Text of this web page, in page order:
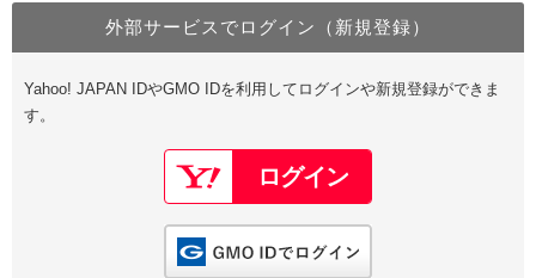
Value Domain Oneにログイン
Google
GMO ID Amazon
※AmazonはValue Domain Oneのログイン画面へ遷移します
Value Domain Oneアカウント作成
以下でも登録可能
Google Yahoo!
GMO ID
外部サービスでログイン（新規登録）
Yahoo! JAPAN IDやGMO IDを利用してログインや新規登録ができま
す。